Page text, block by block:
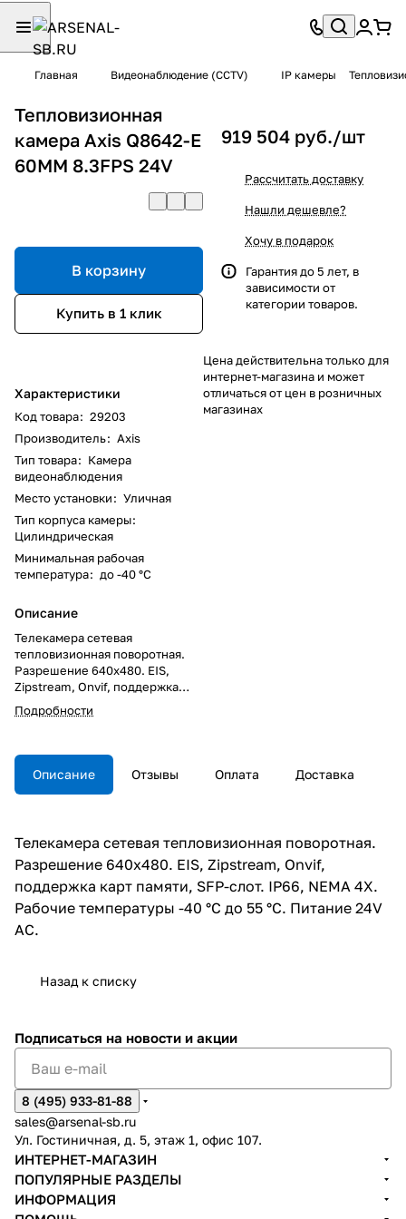
Главная Видеонаблюдение (CCTV) IP камеры
Тепловизионная
камера Axis Q8642-E
60MM 8.3FPS 24V
В корзину
Купить в 1 клик
Характеристики
Код товара: 29203
Производитель: Axis
Тип товара: Камера
видеонаблюдения
Место установки: Уличная
Тип корпуса камеры:
Цилиндрическая
Минимальная рабочая
температура: до -40 °C
Описание
Телекамера сетевая
тепловизионная поворотная.
Разрешение 640x480. EIS,
Zipstream, Onvif, поддержка
карт памяти, SFP-слот. IP66,
NEMA 4X. Рабочие температуры
Подробности
919 504 руб./шт
Рассчитать доставку
Нашли дешевле?
Хочу в подарок
Гарантия до 5 лет, в
зависимости от
категории товаров.
Цена действительна только для
интернет-магазина и может
отличаться от цен в розничных
магазинах
Описание Отзывы Оплата Доставка
Телекамера сетевая тепловизионная поворотная.
Разрешение 640x480. EIS, Zipstream, Onvif,
поддержка карт памяти, SFP-слот. IP66, NEMA 4X.
Рабочие температуры -40 °C до 55 °C. Питание 24V
AC.
Назад к списку
Подписаться на новости и акции
8 (495) 933-81-88
sales@arsenal-sb.ru
Ул. Гостиничная, д. 5, этаж 1, офис 107.
ИНТЕРНЕТ-МАГАЗИН
ПОПУЛЯРНЫЕ РАЗДЕЛЫ
ИНФОРМАЦИЯ